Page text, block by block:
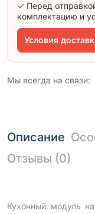
✓ Перед
комплектацию и
Условия
Мы всегда на связи:
Описание
Отзывы (0)
Кухонный модуль